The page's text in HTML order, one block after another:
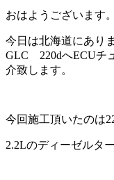
おはようございます。
今日は北海道にあり
GLC 220dへECUチ
介致します。
今回施工頂いたのは
2.2Lのディーゼルタ